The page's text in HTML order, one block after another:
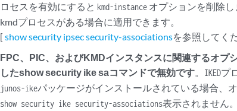
ロセスを有効にすると kmd-instance オプションを削除
kmdプロセスがある場合に適用できます。
[show security ipsec security-associationsを参照してく
FPC、PIC、およびKMDインスタンスに関連するオプ
したshow security ike saコマンドで無効です。 IKEDプ
junos-ikeパッケージがインストールされている場合、
show security ike security-associations表示されません